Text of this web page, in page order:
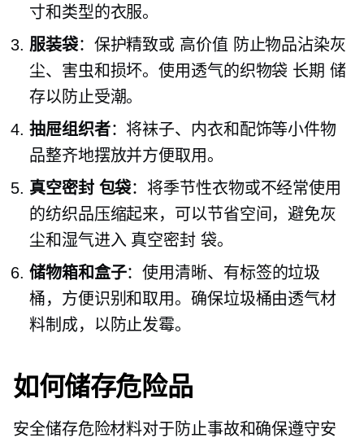
寸和类型的衣服。
服装袋：保护精致或 高价值 防止物品沾染灰
尘、害虫和损坏。使用透气的织物袋 长期 储
存以防止受潮。
抽屉组织者：将袜子、内衣和配饰等小件物
品整齐地摆放并方便取用。
真空密封包袋：将季节性衣物或不经常使用
的纺织品压缩起来，可以节省空间，避免灰
尘和湿气进入 真空密封袋。
储物箱和盒子：使用清晰、有标签的垃圾
桶，方便识别和取用。确保垃圾桶由透气材
料制成，以防止发霉。
如何储存危险品
安全储存危险材料对于防止事故和确保遵守安